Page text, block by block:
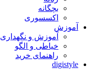
بچگانه
اکسسوری
آموزش
آموزش و نگهداری
خیاطی و الگو
راهنمای خرید
digistyle